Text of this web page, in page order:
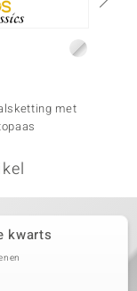
met
kwarts